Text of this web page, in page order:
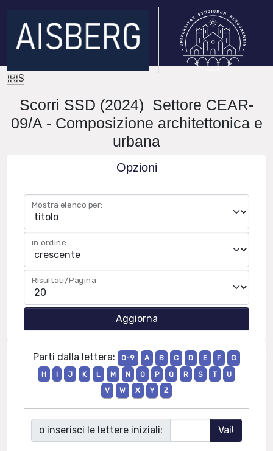
IRIS
Scorri SSD (2024) Settore CEAR-
09/A - Composizione architettonica e
urbana
Opzioni
Mostra elenco per:
in ordine:
Risultati/Pagina
Parti dalla lettera: 0-9 A B C D E F
G
H
I J K L M N O P Q R S T
U
V
W X Y Z
o inserisci le lettere iniziali: